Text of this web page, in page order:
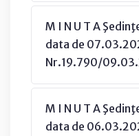
M I N U T A
data de
Nr.19.790/
M I N U T A
data de